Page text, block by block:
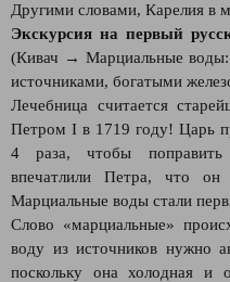
Другими словами, Карелия в
Экскурсия на первый
(Кивач → Марциальные
источниками, богатыми
Лечебница считается
Петром I в 1719 году! Царь
4 раза, чтобы поправить
впечатлили Петра, что он
Марциальные воды стали
Слово «марциальные»
воду из источников нужно
поскольку она холодная и